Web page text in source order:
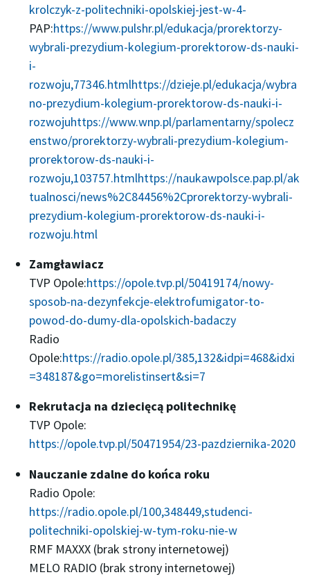
krolczyk-z-politechniki-opolskiej-jest-w-4-
PAP:https://www.pulshr.pl/edukacja/prorektorzy-
wybrali-prezydium-kolegium-prorektorow-ds-nauki-
i-
rozwoju,77346.htmlhttps://dzieje.pl/edukacja/wybra
no-prezydium-kolegium-prorektorow-ds-nauki-i-
rozwojuhttps://www.wnp.pl/parlamentarny/spolecz
enstwo/prorektorzy-wybrali-prezydium-kolegium-
prorektorow-ds-nauki-i-
rozwoju,103757.htmlhttps://naukawpolsce.pap.pl/ak
tualnosci/news%2C84456%2Cprorektorzy-wybrali-
prezydium-kolegium-prorektorow-ds-nauki-i-
rozwoju.html
Zamgławiacz
TVP Opole:https://opole.tvp.pl/50419174/nowy-
sposob-na-dezynfekcje-elektrofumigator-to-
powod-do-dumy-dla-opolskich-badaczy
Radio
Opole:https://radio.opole.pl/385,132&idpi=468&idxi
=348187&go=morelistinsert&si=7
Rekrutacja na dziecięcą politechnikę
TVP Opole:
https://opole.tvp.pl/50471954/23-pazdziernika-2020
Nauczanie zdalne do końca roku
Radio Opole:
https://radio.opole.pl/100,348449,studenci-
politechniki-opolskiej-w-tym-roku-nie-w
RMF MAXXX (brak strony internetowej)
MELO RADIO (brak strony internetowej)